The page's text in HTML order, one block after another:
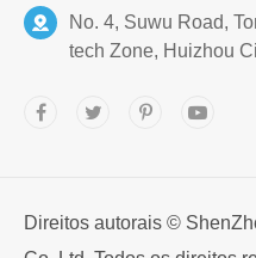
No. 4, Suwu Road,
tech Zone, Huizhou
Direitos autorais ©